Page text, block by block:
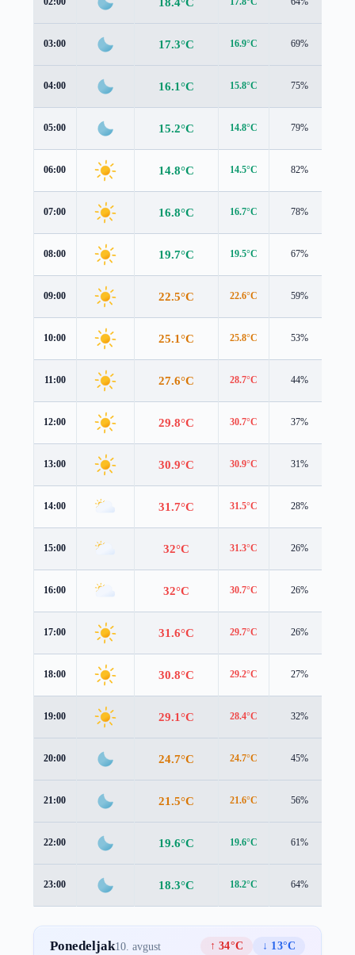
03:00 17.3°C 16.9°C 69%
04:00 16.1°C 15.8°C 75%
05:00 15.2°C 14.8°C 79%
06:00 14.8°C 14.5°C 82%
07:00 16.8°C 16.7°C 78%
08:00 19.7°C 19.5°C 67%
09:00 22.5°C 22.6°C 59%
10:00 25.1°C 25.8°C 53%
11:00 27.6°C 28.7°C 44%
12:00 29.8°C 30.7°C 37%
13:00 30.9°C 30.9°C 31%
14:00 31.7°C 31.5°C 28%
15:00 32°C 31.3°C 26%
16:00 32°C 30.7°C 26%
17:00 31.6°C 29.7°C 26%
18:00 30.8°C 29.2°C 27%
19:00 29.1°C 28.4°C 32%
20:00 24.7°C 24.7°C 45%
21:00 21.5°C 21.6°C 56%
22:00 19.6°C 19.6°C 61%
23:00 18.3°C 18.2°C 64%
Ponedeljak10. avgust ↑ 34°C
↓ 13°C